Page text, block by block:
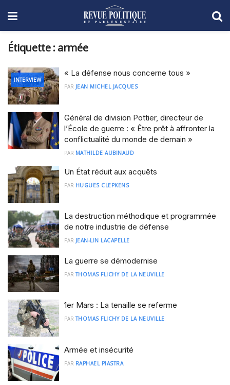
Étiquette : armée
INTERVIEW
« La défense nous concerne tous »
PAR JEAN MICHEL JACQUES
Général de division Pottier, directeur de
l’École de guerre : « Être prêt à affronter la
conflictualité du monde de demain »
PAR MATHILDE AUBINAUD
Un État réduit aux acquêts
PAR HUGUES CLEPKENS
La destruction méthodique et programmée
de notre industrie de défense
PAR JEAN-LIN LACAPELLE
La guerre se démodernise
PAR THOMAS FLICHY DE LA NEUVILLE
1er Mars : La tenaille se referme
PAR THOMAS FLICHY DE LA NEUVILLE
Armée et insécurité
PAR RAPHAEL PIASTRA